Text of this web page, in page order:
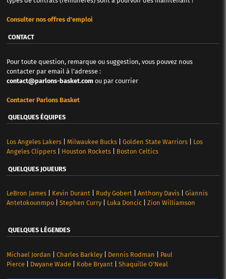
Consulter nos offres d'emploi
CONTACT
Pour toute question, remarque ou suggestion, vous pouvez nous
contacter par email à l'adresse :
contact@parlons-basket.com ou par courrier
Contacter Parlons Basket
QUELQUES ÉQUIPES
Los Angeles Lakers| Milwaukee Bucks| Golden State Warriors| Los
Angeles Clippers| Houston Rockets| Boston Celtics
QUELQUES JOUEURS
LeBron James| Kevin Durant| Rudy Gobert| Anthony Davis| Giannis
Antetokounmpo| Stephen Curry| Luka Doncic| Zion Williamson
QUELQUES LÉGENDES
Michael Jordan Charles Barkley| Dennis Rodman
Paul
Pierce| Dwyane Wade| Kobe Bryant Shaquille O’Neal